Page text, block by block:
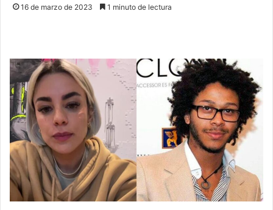
16 de marzo de 2023 1 minuto de lectura